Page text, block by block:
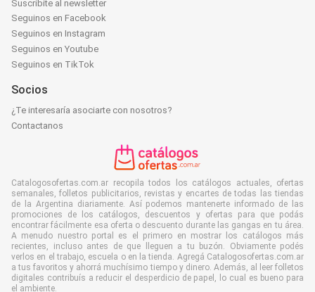
Suscribite al newsletter
Seguinos en Facebook
Seguinos en Instagram
Seguinos en Youtube
Seguinos en TikTok
Socios
¿Te interesaría asociarte con nosotros?
Contactanos
Catalogosofertas.com.ar recopila todos los catálogos actuales, ofertas
semanales, folletos publicitarios, revistas y encartes de todas las tiendas
de la Argentina diariamente. Así podemos mantenerte informado de las
promociones de los catálogos, descuentos y ofertas para que podás
encontrar fácilmente esa oferta o descuento durante las gangas en tu área.
A menudo nuestro portal es el primero en mostrar los catálogos más
recientes, incluso antes de que lleguen a tu buzón. Obviamente podés
verlos en el trabajo, escuela o en la tienda. Agregá Catalogosofertas.com.ar
a tus favoritos y ahorrá muchísimo tiempo y dinero. Además, al leer folletos
digitales contribuís a reducir el desperdicio de papel, lo cual es bueno para
el ambiente.